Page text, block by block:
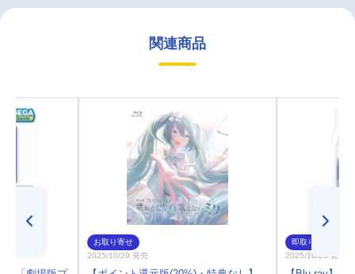
関連商品
お取り寄せ
2025/10/29 発売
即取り
2025/10/29 発売